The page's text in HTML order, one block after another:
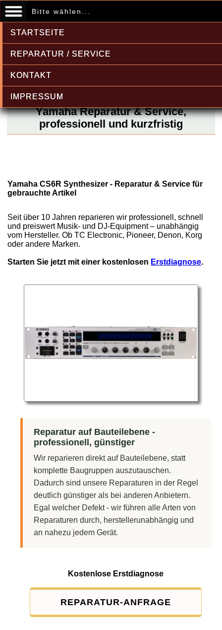
Bitte wählen...
STARTSEITE
REPARATUR / SERVICE
KONTAKT
IMPRESSUM
Yamaha Reparatur & Service,
professionell und kurzfristig
Yamaha CS6R Synthesizer - Reparatur & Service für
gebrauchte Artikel
Seit über 10 Jahren reparieren wir professionell, schnell
und preiswert Musik- und DJ-Equipment – unabhängig
vom Hersteller. Ob TC Electronic, Pioneer, Denon, Korg
oder andere Marken.
Starten Sie jetzt mit einer kostenlosen Erstdiagnose.
Reparatur auf Bauteilebene -
professionell, günstiger
Wir reparieren direkt auf Bauteilebene, statt
komplette Baugruppen auszutauschen.
Dadurch sind unsere Reparaturen in der Regel
deutlich günstiger als bei anderen Anbietern.
Egal welcher Defekt - wir führen alle Arten von
Reparaturen durch, herstellerunabhängig und
an nahezu jedem Gerät.
Kostenlose Erstdiagnose
REPARATUR-ANFRAGE